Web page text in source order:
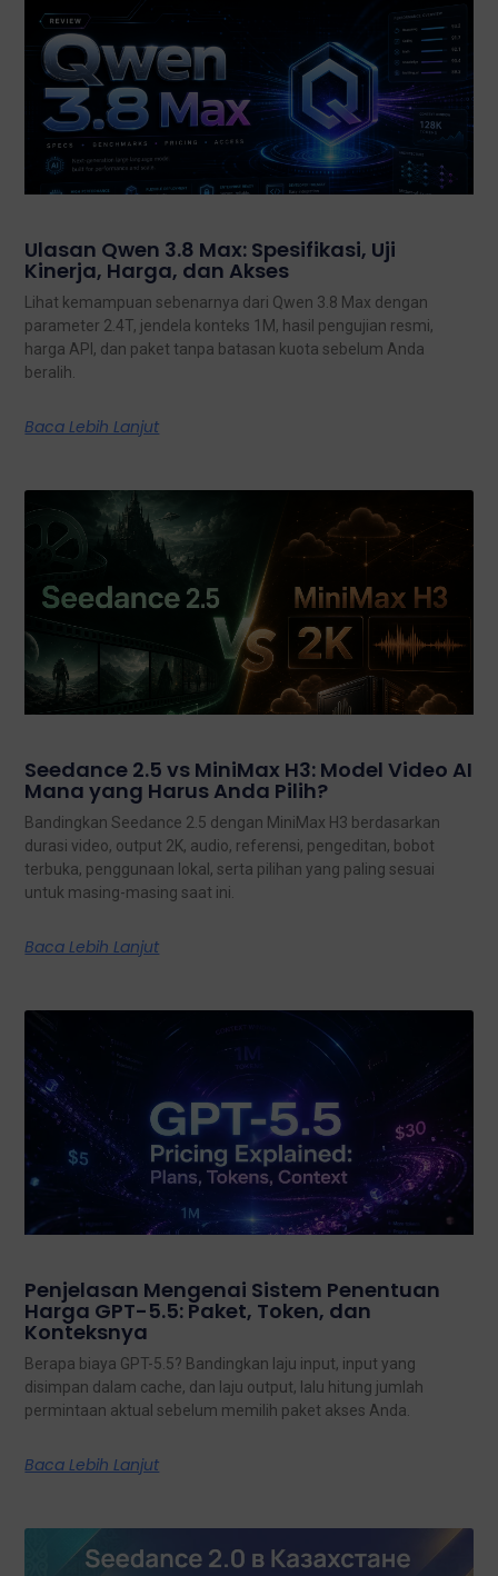
Ulasan Qwen 3.8 Max: Spesifikasi, Uji
Kinerja, Harga, dan Akses
Lihat kemampuan sebenarnya dari Qwen 3.8 Max dengan
parameter 2.4T, jendela konteks 1M, hasil pengujian resmi,
harga API, dan paket tanpa batasan kuota sebelum Anda
beralih.
Baca Lebih Lanjut
Seedance 2.5 vs MiniMax H3: Model Video AI
Mana yang Harus Anda Pilih?
Bandingkan Seedance 2.5 dengan MiniMax H3 berdasarkan
durasi video, output 2K, audio, referensi, pengeditan, bobot
terbuka, penggunaan lokal, serta pilihan yang paling sesuai
untuk masing-masing saat ini.
Baca Lebih Lanjut
Penjelasan Mengenai Sistem Penentuan
Harga GPT-5.5: Paket, Token, dan
Konteksnya
Berapa biaya GPT-5.5? Bandingkan laju input, input yang
disimpan dalam cache, dan laju output, lalu hitung jumlah
permintaan aktual sebelum memilih paket akses Anda.
Baca Lebih Lanjut